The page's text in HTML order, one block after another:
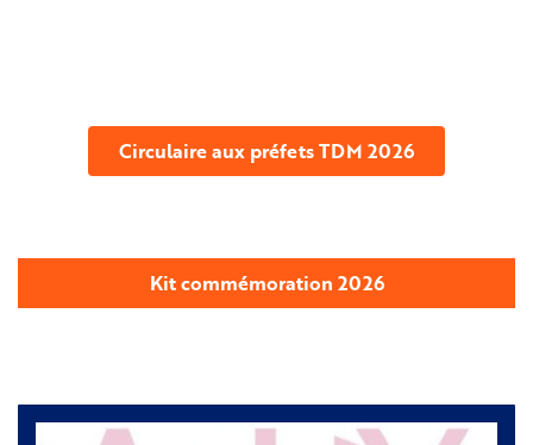
Circulaire aux préfets TDM 2026
Kit commémoration 2026